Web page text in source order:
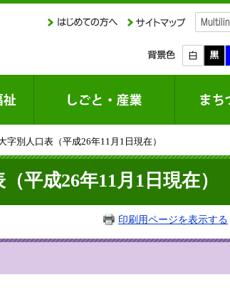
字別人口表（平成26年11月1日現在）
平成26年11月1日現在）
印刷用ページを表示する